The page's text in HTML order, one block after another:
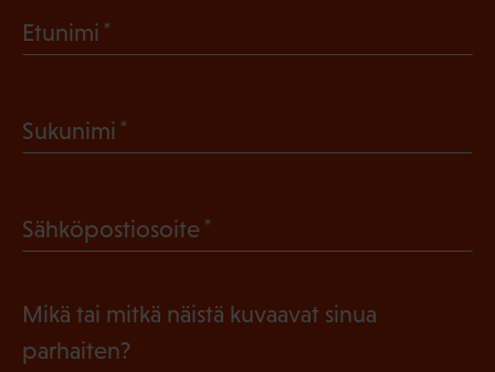
Etunimi
l
n
e
Sukunimi
k
l
Sähköpostiosoite
Mikä tai mitkä näistä kuvaavat sinua
parhaiten?